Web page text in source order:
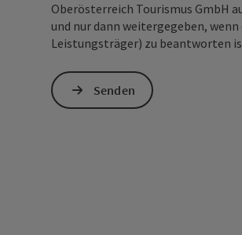
Oberösterreich Tourismus GmbH
und nur dann weitergegeben,
Leistungsträger) zu beantworten
Senden